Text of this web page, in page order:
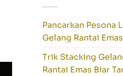
Pancarkan Pesona
Gelang Rantai
Trik Stacking
Rantai Emas Biar